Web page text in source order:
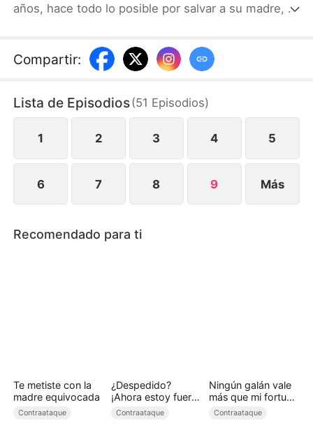
años, hace todo lo posible por salvar a su madre, la
CEO del Grupo Herrero, lo que desata una intensa
rivalidad contra enemigos despiadados, y que
conquista del prestigioso Tenedor de Oro.
Compartir:
Lista de Episodios(51 Episodios)
1 2 3 4 5
6 7 8 9 Más
Recomendado para ti
Te metiste con la
madre equivocada
Contraataque
¿Despedido?
¡Ahora estoy fuera
de su liga!
(Doblado)
Contraataque
Ningún galán vale
más que mi fortuna
(Doblado)
Contraataque